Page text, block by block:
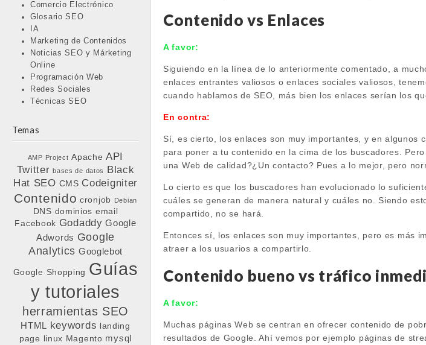
Comercio Electrónico
Glosario SEO
IA
Marketing de Contenidos
Noticias SEO y Márketing
Online
Programación Web
Redes Sociales
Técnicas SEO
Temas
AMP Project Apache API
Twitter bases de datos
Black
Hat SEO CMS Codeigniter
Contenido cronjob Debian
DNS dominios email
Facebook Godaddy Google
Adwords Google
Analytics Googlebot
Google Shopping Guías
y tutoriales
herramientas SEO
HTML keywords
landing
page
linux Magento mysql
Contenido vs Enlaces
A favor:
Siguiendo en la línea de lo anteriormente comentado, a
enlaces entrantes valiosos o enlaces sociales valiosos,
cuando hablamos de SEO, más bien los enlaces serían los
En contra:
Sí, es cierto, los enlaces son muy importantes, y en algunos
para poner a tu contenido en la cima de los buscadores.
una Web de calidad?¿Un contacto? Pues a lo mejor, pero
Lo cierto es que los buscadores han evolucionado lo
cuáles se generan de manera natural y cuáles no. Siendo
compartido, no se hará.
Entonces sí, los enlaces son muy importantes, pero es más
atraer a los usuarios a compartirlo.
Contenido bueno vs tráfico
A favor:
Muchas páginas Web se centran en ofrecer contenido de
resultados de Google. Ahí vemos por ejemplo páginas de